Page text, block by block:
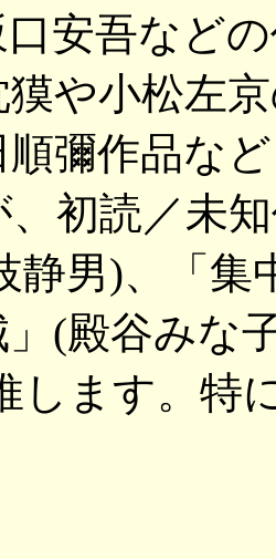
安吾など
獏や小松左
順彌作品な
、初読／未
静男)、「集
」(殿谷みな
します。特